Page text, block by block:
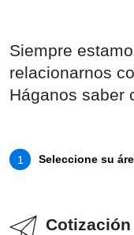
Siempre
relacionarnos
Háganos saber
1 Seleccione su
Cotización